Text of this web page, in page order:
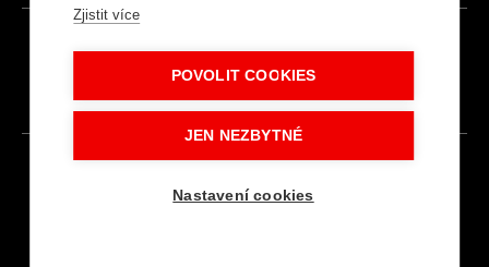
© 2026
Zjistit více
POVOLIT COOKIES
JEN NEZBYTNÉ
Nastavení cookies